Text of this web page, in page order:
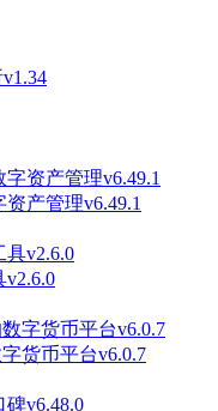
产管理v6.49.1
货币平台v6.0.7